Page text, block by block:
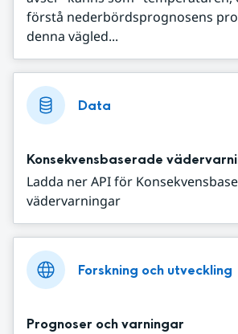
förstå nederbördsprognosens
denna vägled...
Data
Konsekvensbaserade
Ladda ner API för
vädervarningar
Forskning och utveckling
Prognoser och varningar